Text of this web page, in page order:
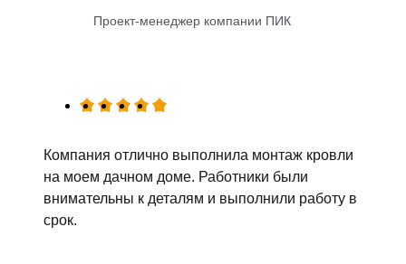
Проект-менеджер компании ПИК
Компания отлично выполнила монтаж кровли
на моем дачном доме. Работники были
внимательны к деталям и выполнили работу в
срок.